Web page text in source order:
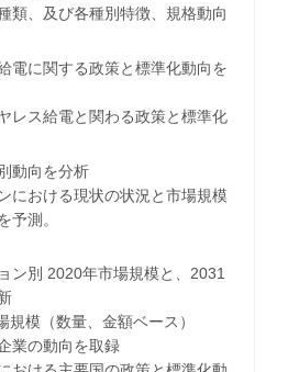
類、及び各種別特徴、規格動向
電に関する政策と標準化動向を
レス給電と関わる政策と標準化
動向を分析
における現状の状況と市場規模
予測。
ン別 2020年市場規模と、2031
規模（数量、金額ベース）
業の動向を取録